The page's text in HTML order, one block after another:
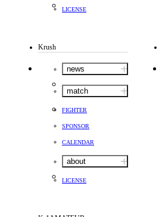
LICENSE
Krush
news
match
FIGHTER
SPONSOR
CALENDAR
about
LICENSE